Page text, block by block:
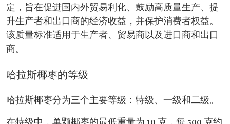
定，旨在促进国内外贸易利化、鼓励高质量生产、提
升生产者和出口商的经济收益，并保护消费者权益。
该质量标准适用于生产者、贸易商以及进口商和出口
商。
哈拉斯椰枣的等级
哈拉斯椰枣分为三个主要等级：特级、一级和二级。